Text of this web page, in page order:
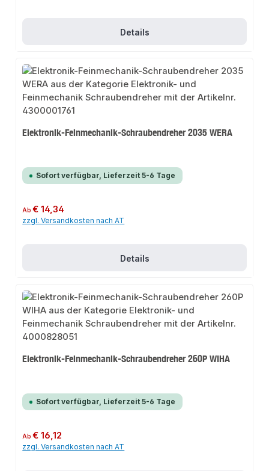
Details
Elektronik-Feinmechanik-Schraubendreher 2035 WERA
Sofort verfügbar, Lieferzeit 5-6 Tage
Regulärer Preis:
Ab€ 14,34
zzgl. Versandkosten nach AT
Details
Elektronik-Feinmechanik-Schraubendreher 260P WIHA
Sofort verfügbar, Lieferzeit 5-6 Tage
Regulärer Preis:
Ab€ 16,12
zzgl. Versandkosten nach AT